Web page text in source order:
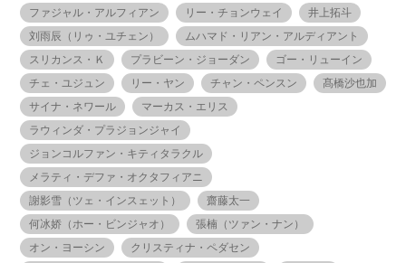
ファジャル・アルフィアン リー・チョンウェイ
井上拓斗
刘雨辰（リゥ・ユチェン）
ムハマド・リアン・アルディアント
スリカンス・Ｋ
プラビーン・ジョーダン
ゴー・リューイン
チェ・ユジュン
リー・ヤン チャン・ペンスン
髙橋沙也加
サイナ・ネワール
マーカス・エリス
ラウィンダ・プラジョンジャイ
ジョンコルファン・キティタラクル
メラティ・デファ・オクタフィアニ
謝影雪（ツェ・インスェット）
齋藤太一
何冰娇（ホー・ビンジャオ）
張楠（ツァン・ナン）
オン・ヨーシン
クリスティナ・ペダセン